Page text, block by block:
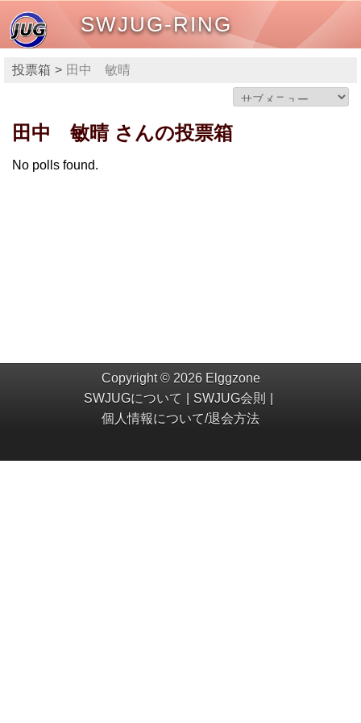
SWJUG-RING
投票箱 田中 敏晴
田中 敏晴 さんの投票箱
No polls found.
Copyright © 2026 Elggzone
SWJUGについて
SWJUG会則
個人情報について/退会方法